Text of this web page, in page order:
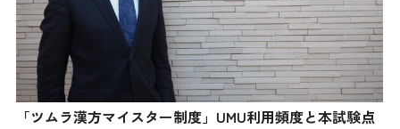
「ツムラ漢方マイスター制度」UMU利用頻度と本試験点